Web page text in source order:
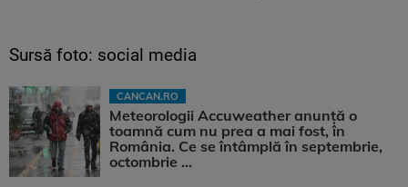
Sursă foto: social media
CANCAN.RO
Meteorologii Accuweather anunță o
toamnă cum nu prea a mai fost, în
România. Ce se întâmplă în septembrie,
octombrie ...